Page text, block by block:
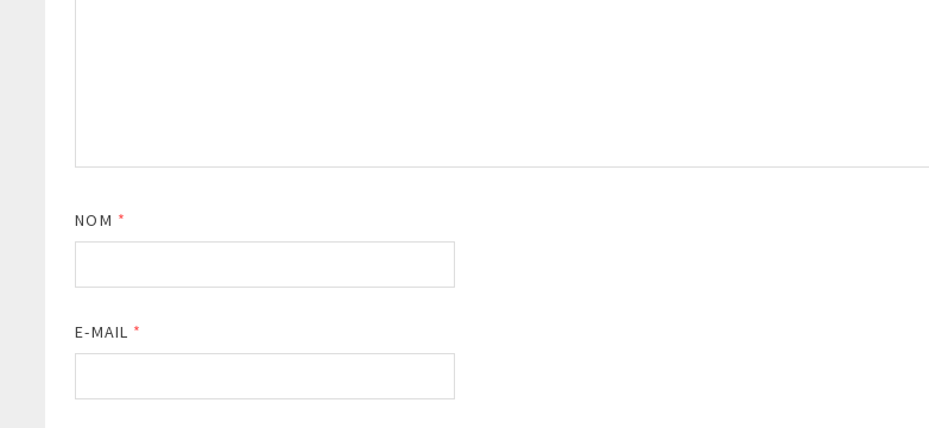
NOM *
E-MAIL *